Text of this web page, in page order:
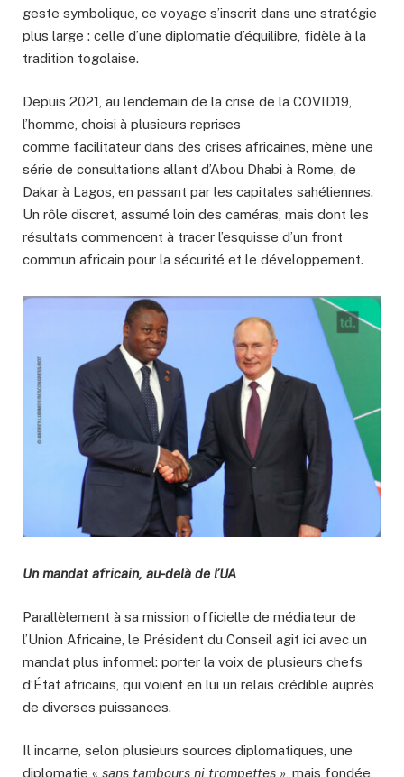
geste symbolique, ce voyage s’inscrit dans une stratégie
plus large : celle d’une diplomatie d’équilibre, fidèle à la
tradition togolaise.
Depuis 2021, au lendemain de la crise de la COVID19,
l’homme, choisi à plusieurs reprises
comme facilitateur dans des crises africaines, mène une
série de consultations allant d’Abou Dhabi à Rome, de
Dakar à Lagos, en passant par les capitales sahéliennes.
Un rôle discret, assumé loin des caméras, mais dont les
résultats commencent à tracer l’esquisse d’un front
commun africain pour la sécurité et le développement.
Un mandat africain, au-delà de l’UA
Parallèlement à sa mission officielle de médiateur de
l’Union Africaine, le Président du Conseil agit ici avec un
mandat plus informel: porter la voix de plusieurs chefs
d’État africains, qui voient en lui un relais crédible auprès
de diverses puissances.
Il incarne, selon plusieurs sources diplomatiques, une
diplomatie « sans tambours ni trompettes », mais fondée